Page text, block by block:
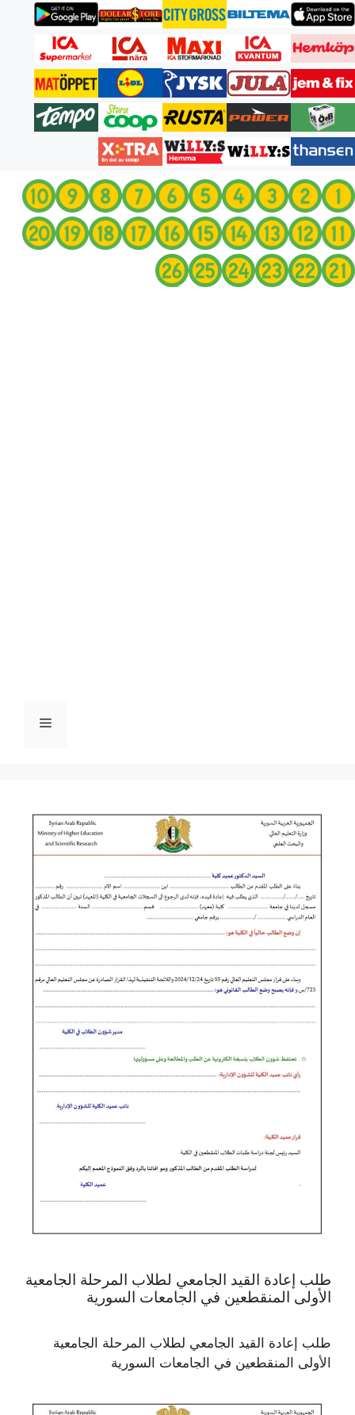
إلى
المحتوى
القائمة
طلب إعادة القيد الجامعي لطلاب المرحلة الجامعية
الأولى المنقطعين في الجامعات السورية
طلب إعادة القيد الجامعي لطلاب المرحلة الجامعية
الأولى المنقطعين في الجامعات السورية